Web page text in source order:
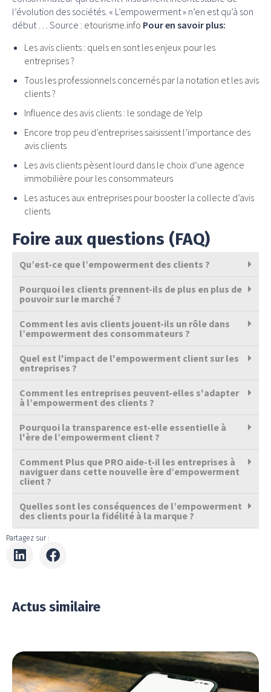
l’évolution des sociétés. « L’empowerment » n’en est qu’à son
début … Source : etourisme.info Pour en savoir plus:
Les avis clients : quels en sont les enjeux pour les
entreprises ?
Tous les professionnels concernés par la notation et les avis
clients ?
Influence des avis clients : le sondage de Yelp
Encore trop peu d’entreprises saisissent l’importance des
avis clients
Les avis clients pèsent lourd dans le choix d’une agence
immobilière pour les consommateurs
Les astuces aux entreprises pour booster la collecte d’avis
clients
Foire aux questions (FAQ)
Qu’est-ce que l’empowerment des clients ?
Pourquoi les clients prennent-ils de plus en plus de
pouvoir sur le marché ?
Comment les avis clients jouent-ils un rôle dans
l’empowerment des consommateurs ?
Quel est l'impact de l'empowerment client sur les
entreprises ?
Comment les entreprises peuvent-elles s'adapter
à l’empowerment des clients ?
Pourquoi la transparence est-elle essentielle à
l'ère de l’empowerment client ?
Comment Plus que PRO aide-t-il les entreprises à
naviguer dans cette nouvelle ère d’empowerment
client ?
Quelles sont les conséquences de l’empowerment
des clients pour la fidélité à la marque ?
Partagez sur :
Actus similaire